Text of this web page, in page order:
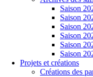
Saison
Saison
Saison
Saison
Saison
Saison
Projets et créations
Créations des